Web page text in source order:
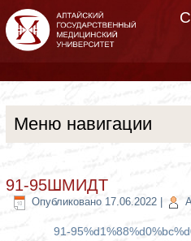
Меню навигации
91-95ШМИДТ
Опубликовано 17.06.2022
91-